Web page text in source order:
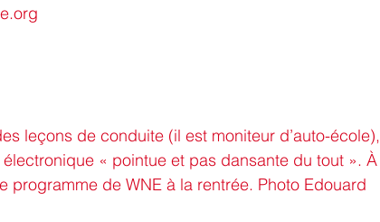
leçons de conduite (il est moniteur d’auto-école),
« pointue et pas dansante du tout ». À
programme de WNE à la rentrée. Photo Edouard